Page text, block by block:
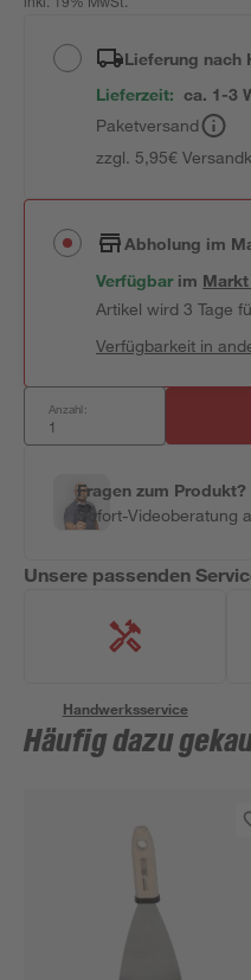
inkl. 19% MwSt.
Lieferung nach
Lieferzeit: ca. 1-3
Paketversand
zzgl. 5,95€
Abholung im
Verfügbar im
Artikel wird 3 Tage
Verfügbarkeit in
Anzahl:
Fragen zum Produkt?
Sofort-Videoberatung
Unsere passenden
Handwerksservice
Häufig dazu